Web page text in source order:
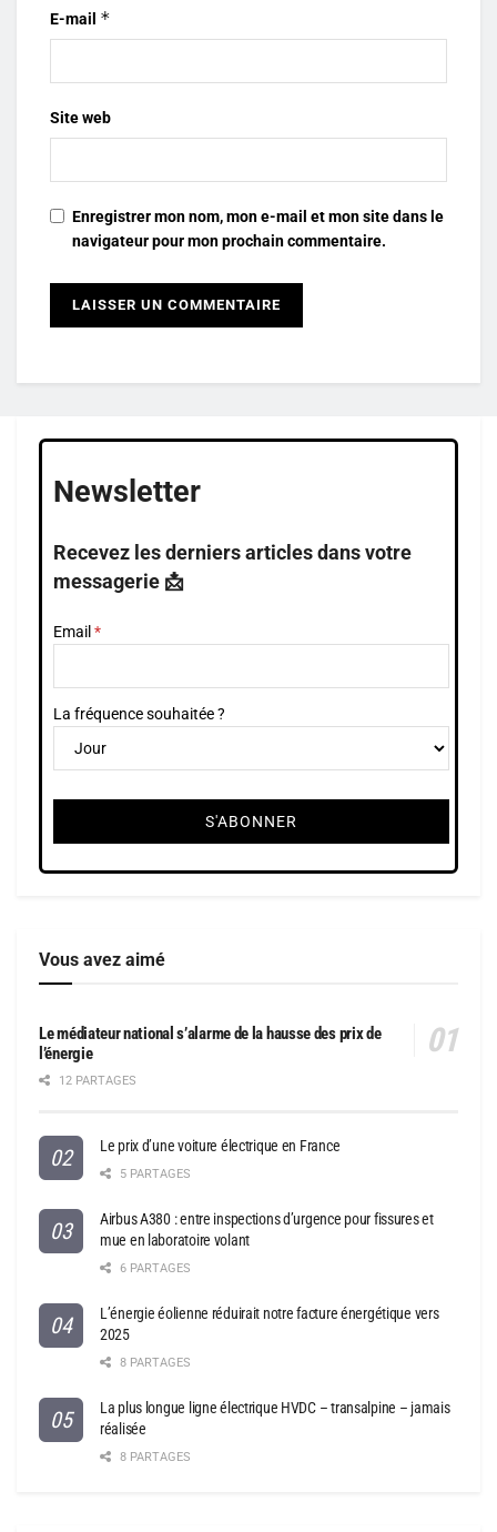
E-mail *
Site web
Enregistrer mon nom, mon e-mail et mon site dans le
navigateur pour mon prochain commentaire.
Newsletter
Recevez les derniers articles dans votre
messagerie 📩
Email
La fréquence souhaitée ?
Vous avez aimé
Le médiateur national s’alarme de la hausse des prix de
l’énergie
12 PARTAGES
Le prix d’une voiture électrique en France
5 PARTAGES
Airbus A380 : entre inspections d’urgence pour fissures et
mue en laboratoire volant
6 PARTAGES
L’énergie éolienne réduirait notre facture énergétique vers
2025
8 PARTAGES
La plus longue ligne électrique HVDC – transalpine – jamais
réalisée
8 PARTAGES